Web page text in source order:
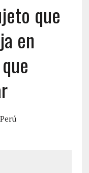
que
en
Perú